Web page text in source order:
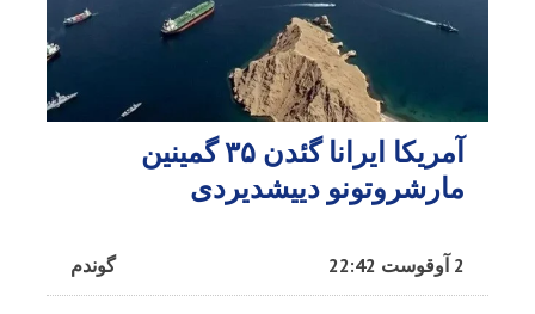
آمریکا ایرانا گئدن ۳۵ گمینین
مارشروتونو دییشدیردی
گوندم 2 آوقوست 22:42